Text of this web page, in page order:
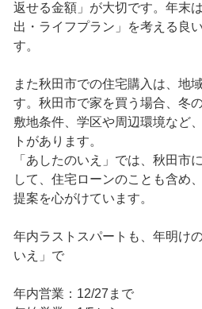
返せる金額」が大切です。年末
出・ライフプラン」を考える良
す。
また秋田市での住宅購入は、地
す。秋田市で家を買う場合、冬
敷地条件、学区や周辺環境など
トがあります。
「あしたのいえ」では、秋田市
して、住宅ローンのことも含め
提案を心がけています。
年内ラストスパートも、年明け
いえ」で
年内営業：12/27まで